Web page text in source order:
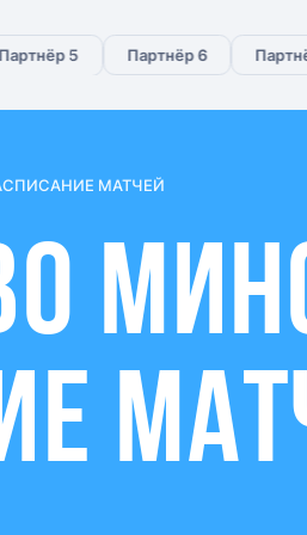
5 Партнёр 6 Партнёр 1
МАТЧЕЙ